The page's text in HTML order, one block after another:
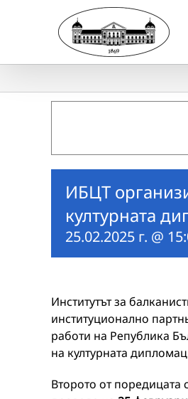
ИБЦТ
културната
25.02.2025 г. @
Институтът за
институционално
работи на Република
на културната
Второто от поредицата